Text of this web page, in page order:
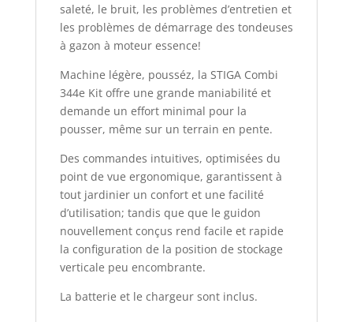
saleté, le bruit, les problèmes d’entretien et
les problèmes de démarrage des tondeuses
à gazon à moteur essence!
Machine légère, pousséz, la STIGA Combi
344e Kit offre une grande maniabilité et
demande un effort minimal pour la
pousser, même sur un terrain en pente.
Des commandes intuitives, optimisées du
point de vue ergonomique, garantissent à
tout jardinier un confort et une facilité
d’utilisation; tandis que que le guidon
nouvellement conçus rend facile et rapide
la configuration de la position de stockage
verticale peu encombrante.
La batterie et le chargeur sont inclus.